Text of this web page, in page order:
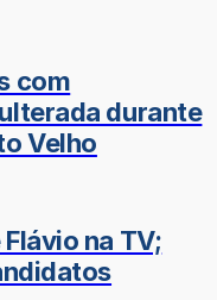
com
durante
Velho
na TV;